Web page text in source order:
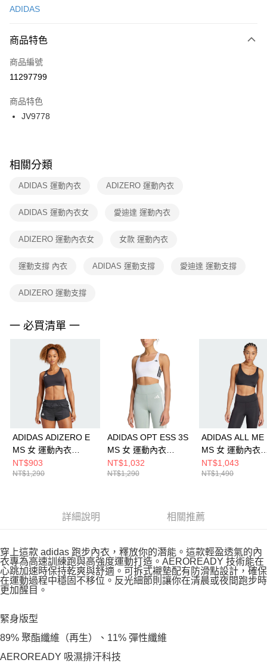
便利好安心！
３．安心：先確認商品／服務後，再付款。
【「AFTEE先享後付」結帳流程】
１．於結帳方式選擇「AFTEE先享後付」後，將跳轉至「AFTEE先享後付」
２．訂單成立數日內，您將收到繳費通知簡訊。
３．收到繳費通知簡訊後14天內，點擊此簡訊中的連結，可透過四大超商／
ATM／網路銀行／等多元方式進行付款，方視為交易完成。
※ 交易是否成功請以「AFTEE先享後付 」之結帳頁面顯示為準，若有關於
是否繳費成功／繳費後需取消欲退款等相關疑問，請聯繫「AFTEE先享後付
客戶支援中心」https://netprotections.freshdesk.com/support/home
１．透過由恩沛科技股份有限公司提供之「AFTEE先享後付」服務完成之交
權轉讓予恩沛科技股份有限公司。
３．未成年的使用者請事先徵得法定代理人或監護人之同意方可使用
任。
請求用戶進行身份認證。
５．嚴禁一人註冊多個帳號或使用他人資訊註冊。若發現惡意使用之情形，
恩沛科技股份有限公司將有權停止該用戶之使用額度並採取法律行動。
運送方式
每筆NT$100，滿NT$1,500(含以上)免運費
宅配
每筆NT$100，滿NT$1,500(含以上)免運費
付款後門市自取
每筆NT$100，滿NT$1,500(含以上)免運費
ADIDAS
商品特色
商品編號
11297799
商品特色
JV9778
相關分類
ADIDAS 運動內衣 ADIZERO 運動內衣
ADIDAS 運動內衣女 愛迪達 運動內衣
ADIZERO 運動內衣女 女款 運動內衣
運動支撐 內衣 ADIDAS 運動支撐 愛迪達 運動支撐
ADIZERO 運動支撐
一 必買清單 一
ADIDAS ADIZERO E
MS 女 運動內衣
IT6708
NT$903
NT$1,290
ADIDAS OPT ESS 3S
MS 女 運動內衣
KA4703
NT$1,032
NT$1,290
ADIDAS ALL ME
MS 女 運動內衣
JL5491
NT$1,043
NT$1,490
詳細說明 相關推薦
穿上這款 adidas 跑步內衣，釋放你的潛能。這款輕盈透氣的內
衣專為高速訓練跑與高強度運動打造。AEROREADY 技術能在
心跳加速時保持乾爽與舒適。可拆式襯墊配有防滑點設計，確保
在運動過程中穩固不移位。反光細節則讓你在清晨或夜間跑步時
更加醒目。
緊身版型
89% 聚酯纖維（再生）、11% 彈性纖維
AEROREADY 吸濕排汗科技